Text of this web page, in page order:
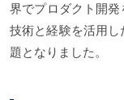
界でプロダクト開
技術と経験を活用
題となりました。